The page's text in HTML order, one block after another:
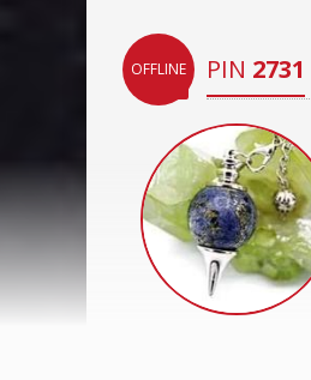
OFFLINE PIN 2731